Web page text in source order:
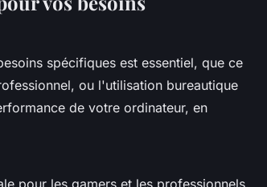
spécifiques est essentiel, que ce
ou l'utilisation bureautique
de votre ordinateur, en